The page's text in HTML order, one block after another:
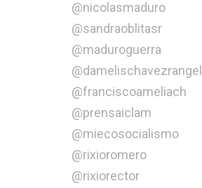
@nicolasmaduro
@sandraoblitasr
@maduroguerra
@damelischavezrangel
@franciscoameliach
@prensaiclam
@miecosocialismo
@rixioromero
@rixiorector